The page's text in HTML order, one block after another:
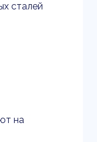
сталей
на